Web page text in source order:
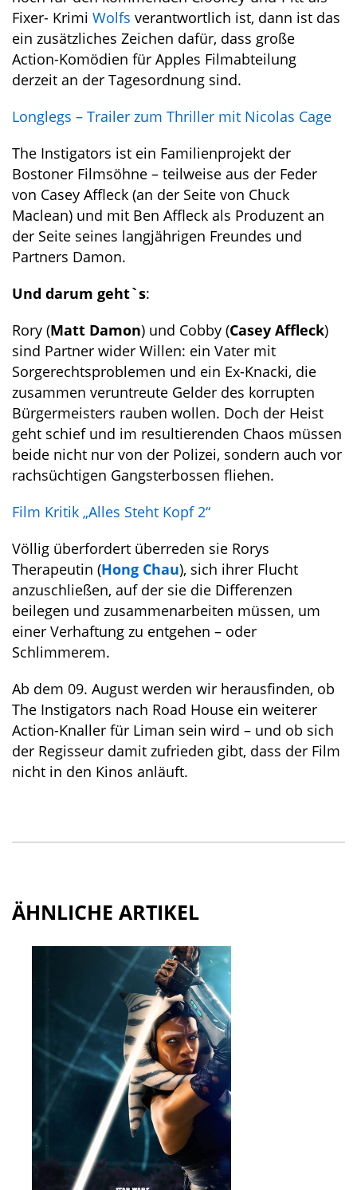
Fixer- Krimi Wolfs verantwortlich ist, dann ist das
ein zusätzliches Zeichen dafür, dass große
Action-Komödien für Apples Filmabteilung
derzeit an der Tagesordnung sind.
Longlegs – Trailer zum Thriller mit Nicolas Cage
The Instigators ist ein Familienprojekt der
Bostoner Filmsöhne – teilweise aus der Feder
von Casey Affleck (an der Seite von Chuck
Maclean) und mit Ben Affleck als Produzent an
der Seite seines langjährigen Freundes und
Partners Damon.
Und darum geht`s:
Rory (Matt Damon) und Cobby (Casey Affleck)
sind Partner wider Willen: ein Vater mit
Sorgerechtsproblemen und ein Ex-Knacki, die
zusammen veruntreute Gelder des korrupten
Bürgermeisters rauben wollen. Doch der Heist
geht schief und im resultierenden Chaos müssen
beide nicht nur von der Polizei, sondern auch vor
rachsüchtigen Gangsterbossen fliehen.
Film Kritik „Alles Steht Kopf 2“
Völlig überfordert überreden sie Rorys
Therapeutin (Hong Chau), sich ihrer Flucht
anzuschließen, auf der sie die Differenzen
beilegen und zusammenarbeiten müssen, um
einer Verhaftung zu entgehen – oder
Schlimmerem.
Ab dem 09. August werden wir herausfinden, ob
The Instigators nach Road House ein weiterer
Action-Knaller für Liman sein wird – und ob sich
der Regisseur damit zufrieden gibt, dass der Film
nicht in den Kinos anläuft.
ÄHNLICHE ARTIKEL